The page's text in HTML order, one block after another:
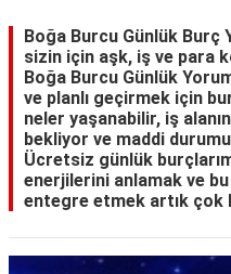
Boğa Burcu Günlük Burç
sizin için aşk, iş ve para
Boğa Burcu Günlük
ve planlı geçirmek için
neler yaşanabilir, iş
bekliyor ve maddi
Ücretsiz günlük
enerjilerini anlamak ve
entegre etmek artık çok